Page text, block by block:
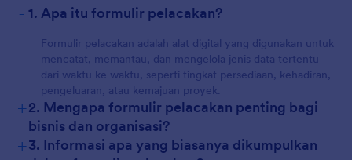
- 1. Apa itu formulir pelacakan?
Formulir pelacakan adalah alat digital yang digunakan untuk
mencatat, memantau, dan mengelola jenis data tertentu
dari waktu ke waktu, seperti tingkat persediaan, kehadiran,
pengeluaran, atau kemajuan proyek.
+2. Mengapa formulir pelacakan penting bagi
bisnis dan organisasi?
+3. Informasi apa yang biasanya dikumpulkan